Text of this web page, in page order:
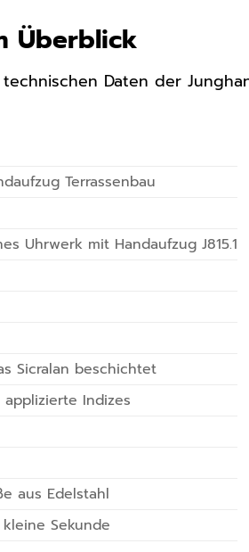
Überblick
Daten der
Terrassenbau
Uhrwerk mit Handaufzug J815.1
Sicralan beschichtet
applizierte Indizes
aus Edelstahl
Sekunde